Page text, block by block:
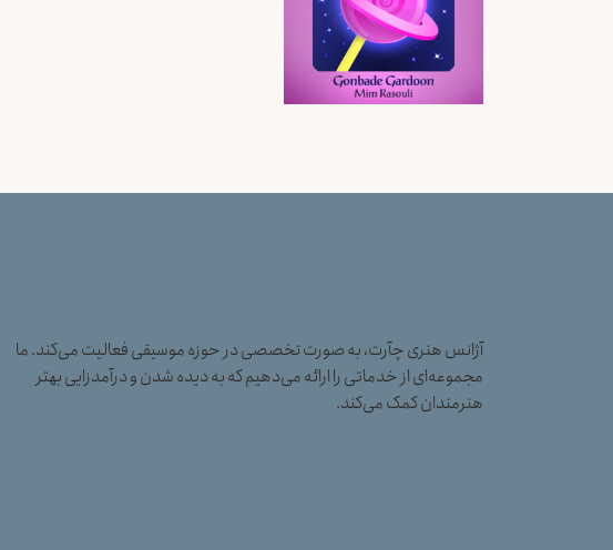
آژانس هنری چآرت، به صورت تخصصی در حوزه موسیقی فعالیت می‌کند. ما
مجموعه‌ای از خدماتی را ارائه می‌دهیم که به دیده شدن و درآمدزایی بهتر
هنرمندان کمک می‌کند.